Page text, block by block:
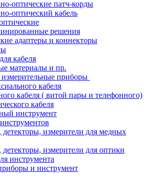
оптические патч-корды
оптический кабель
решения
адаптеры и коннекторы
кабеля
материалы и пр.
приборы
кабеля
кабеля ( витой пары и телефонного)
кабеля
инструмент
детекторы, измерители для медных
детекторы, измерители для оптики
инструмента
и инструмент